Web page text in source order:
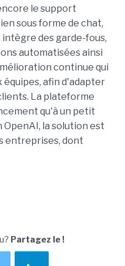
le support
sous forme de chat,
intègre des garde-fous,
automatisées ainsi
continue qui
équipes, afin d'adapter
La plateforme
qu'à un petit
la solution est
entreprises, dont
Partagez le !